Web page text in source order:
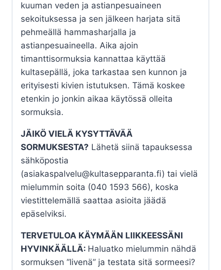
kuuman veden ja astianpesuaineen
sekoituksessa ja sen jälkeen harjata sitä
pehmeällä hammasharjalla ja
astianpesuaineella. Aika ajoin
timanttisormuksia kannattaa käyttää
kultasepällä, joka tarkastaa sen kunnon ja
erityisesti kivien istutuksen. Tämä koskee
etenkin jo jonkin aikaa käytössä olleita
sormuksia.
JÄIKÖ VIELÄ KYSYTTÄVÄÄ
SORMUKSESTA? Lähetä siinä tapauksessa
sähköpostia
(asiakaspalvelu@kultasepparanta.fi) tai vielä
mielummin soita (040 1593 566), koska
viestittelemällä saattaa asioita jäädä
epäselviksi.
TERVETULOA KÄYMÄÄN LIIKKEESSÄNI
HYVINKÄÄLLÄ: Haluatko mielummin nähdä
sormuksen ”livenä” ja testata sitä sormeesi?